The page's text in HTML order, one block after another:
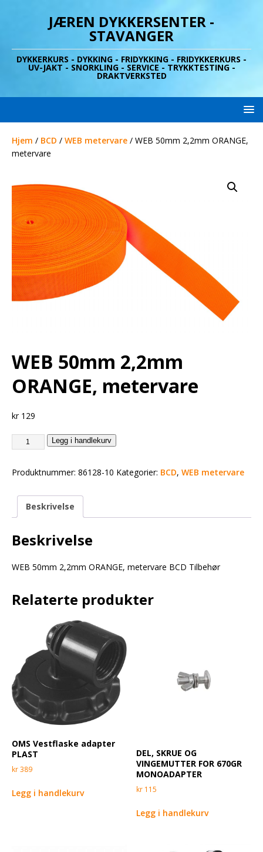
JÆREN DYKKERSENTER -
STAVANGER
DYKKERKURS - DYKKING - FRIDYKKING - FRIDYKKERKURS -
UV-JAKT - SNORKLING - SERVICE - TRYKKTESTING -
DRAKTVERKSTED
Hjem / BCD / WEB metervare / WEB 50mm 2,2mm ORANGE,
metervare
WEB 50mm 2,2mm
ORANGE, metervare
kr129
Legg i handlekurv
Produktnummer: 86128-10 Kategorier: BCD, WEB metervare
Beskrivelse
Beskrivelse
WEB 50mm 2,2mm ORANGE, metervare BCD Tilbehør
Relaterte produkter
OMS Vestflaske adapter
PLAST
kr389
Legg i handlekurv
DEL, SKRUE OG
VINGEMUTTER FOR 670GR
MONOADAPTER
kr 115
Legg i handlekurv